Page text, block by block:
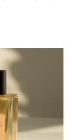
și puternic.